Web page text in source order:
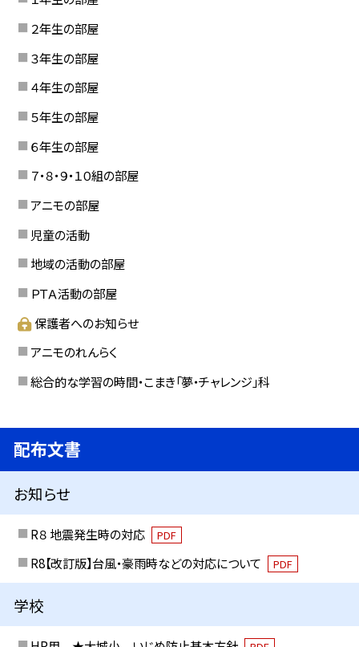
２年生の部屋
３年生の部屋
４年生の部屋
５年生の部屋
６年生の部屋
７・８・９・１０組の部屋
アニモの部屋
児童の活動
地域の活動の部屋
ＰＴＡ活動の部屋
保護者へのお知らせ
アニモのれんらく
総合的な学習の時間・こまき「夢・チャレンジ」科
配布文書
お知らせ
R８ 地震発生時の対応 PDF
R8【改訂版】台風・豪雨時などの対応について PDF
学校